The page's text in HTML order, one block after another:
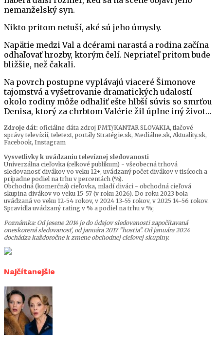
nemanželský syn.
Nikto pritom netuší, aké sú jeho úmysly.
Napätie medzi Val a dcérami narastá a rodina začína
odhaľovať hrozby, ktorým čelí. Nepriateľ pritom bude
bližšie, než čakali.
Na povrch postupne vyplávajú viaceré Šimonove
tajomstvá a vyšetrovanie dramatických udalostí
okolo rodiny môže odhaliť ešte hlbší súvis so smrťou
Denisa, ktorý za chrbtom Valérie žil úplne iný život…
Zdroje dát: oficiálne dáta zdroj PMT/KANTAR SLOVAKIA, tlačové
správy televízií, teletext, portály Stratégie.sk, Mediálne.sk, Aktuality.sk,
Facebook, Instagram
Vysvetlivky k uvádzaniu televíznej sledovanosti
Univerzálna cieľovka (celkové publikum) - všeobecná trhová
sledovanosť divákov vo veku 12+, uvádzaný počet divákov v tisícoch a
prípadne podiel na trhu v percentách (%).
Obchodná (komerčná) cieľovka, mladí diváci - obchodná cieľová
skupina divákov vo veku 15-57 (v roku 2026). Do roku 2023 bola
uvádzaná vo veku 12-54 rokov, v 2024 13-55 rokov, v 2025 14-56 rokov.
Spravidla uvádzaný rating v % a podiel na trhu v %;
Poznámka: Od jesene 2014 je do údajov sledovanosti započítavaná
oneskorená sledovanosť, od januára 2017 "hostia". Od januára 2024
dochádza každoročne k zmene obchodnej cieľovej skupiny.
Najčítanejšie